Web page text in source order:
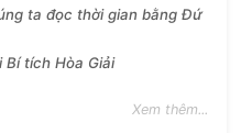
ta đọc thời gian bằng Đứ
Bí tích Hòa Giải
Xem thêm...